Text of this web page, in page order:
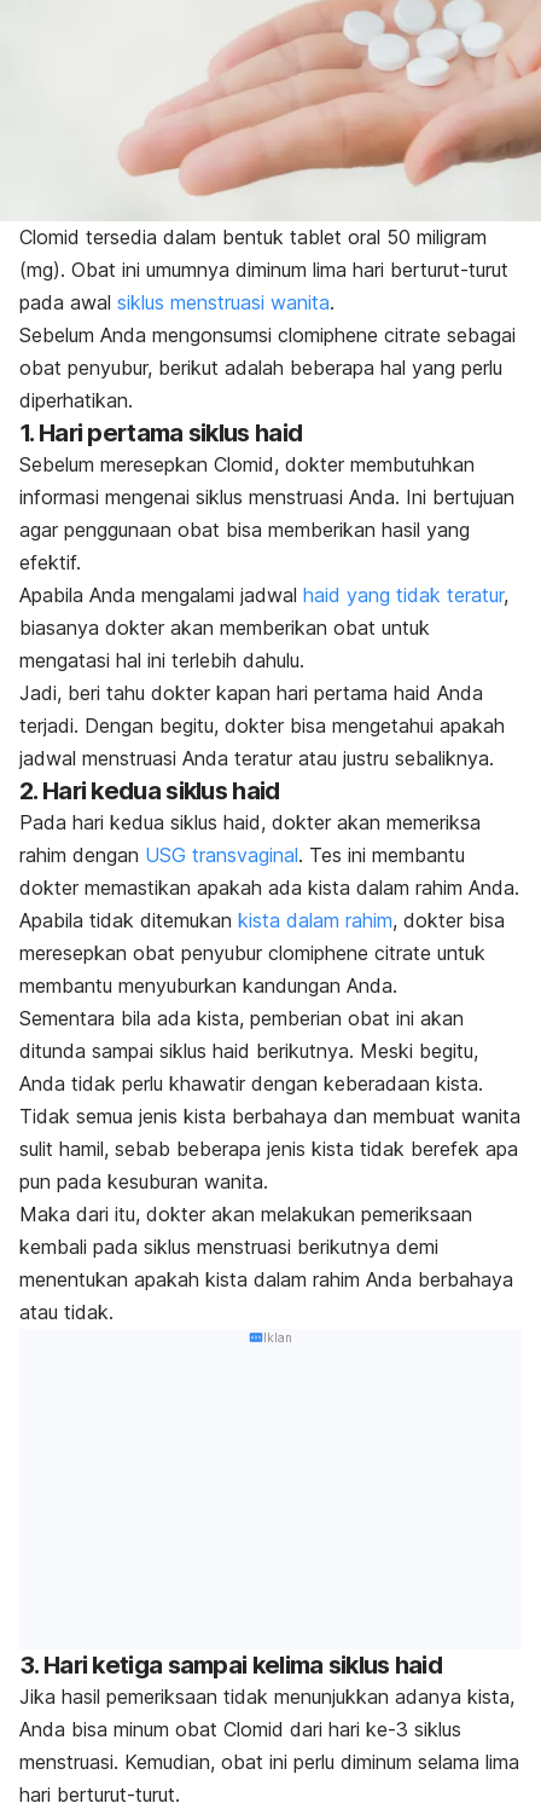
Clomid tersedia dalam bentuk tablet oral 50 miligram
(mg). Obat ini umumnya diminum lima hari berturut-turut
pada awal siklus menstruasi wanita.
Sebelum Anda mengonsumsi clomiphene citrate sebagai
obat penyubur, berikut adalah beberapa hal yang perlu
diperhatikan.
1. Hari pertama siklus haid
Sebelum meresepkan Clomid, dokter membutuhkan
informasi mengenai siklus menstruasi Anda. Ini bertujuan
agar penggunaan obat bisa memberikan hasil yang
efektif.
Apabila Anda mengalami jadwal haid yang tidak teratur,
biasanya dokter akan memberikan obat untuk
mengatasi hal ini terlebih dahulu.
Jadi, beri tahu dokter kapan hari pertama haid Anda
terjadi. Dengan begitu, dokter bisa mengetahui apakah
jadwal menstruasi Anda teratur atau justru sebaliknya.
2. Hari kedua siklus haid
Pada hari kedua siklus haid, dokter akan memeriksa
rahim dengan USG transvaginal. Tes ini membantu
dokter memastikan apakah ada kista dalam rahim Anda.
Apabila tidak ditemukan kista dalam rahim, dokter bisa
meresepkan obat penyubur clomiphene citrate untuk
membantu menyuburkan kandungan Anda.
Sementara bila ada kista, pemberian obat ini akan
ditunda sampai siklus haid berikutnya. Meski begitu,
Anda tidak perlu khawatir dengan keberadaan kista.
Tidak semua jenis kista berbahaya dan membuat wanita
sulit hamil, sebab beberapa jenis kista tidak berefek apa
pun pada kesuburan wanita.
Maka dari itu, dokter akan melakukan pemeriksaan
kembali pada siklus menstruasi berikutnya demi
menentukan apakah kista dalam rahim Anda berbahaya
atau tidak.
Iklan
3. Hari ketiga sampai kelima siklus haid
Jika hasil pemeriksaan tidak menunjukkan adanya kista,
Anda bisa minum obat Clomid dari hari ke-3 siklus
menstruasi. Kemudian, obat ini perlu diminum selama lima
hari berturut-turut.